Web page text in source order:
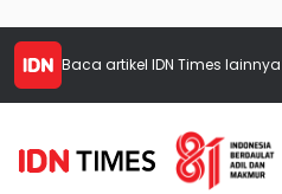
Baca artikel IDN Times lainnya